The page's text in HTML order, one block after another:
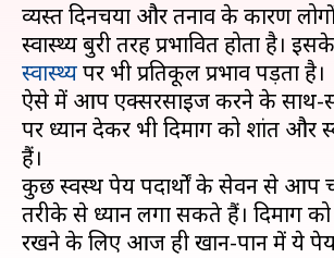
व्यस्त दिनचर्या और तनाव के कारण
स्वास्थ्य बुरी तरह प्रभावित होता है।
स्वास्थ्यपर भी प्रतिकूल प्रभाव पड़ता है।
ऐसे में आप एक्सरसाइज करने के साथ-
पर ध्यान देकर भी दिमाग को शांत
हैं।
कुछ स्वस्थ पेय पदार्थों के सेवन से आप
तरीके से ध्यान लगा सकते हैं। दिमाग
रखने के लिए आज ही खान-पान में ये पेय